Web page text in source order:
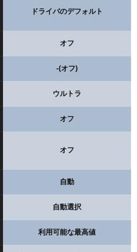
ドライバのデフォルト
オフ
-(オフ)
ウルトラ
オフ
オフ
自動
自動選択
利用可能な最高値